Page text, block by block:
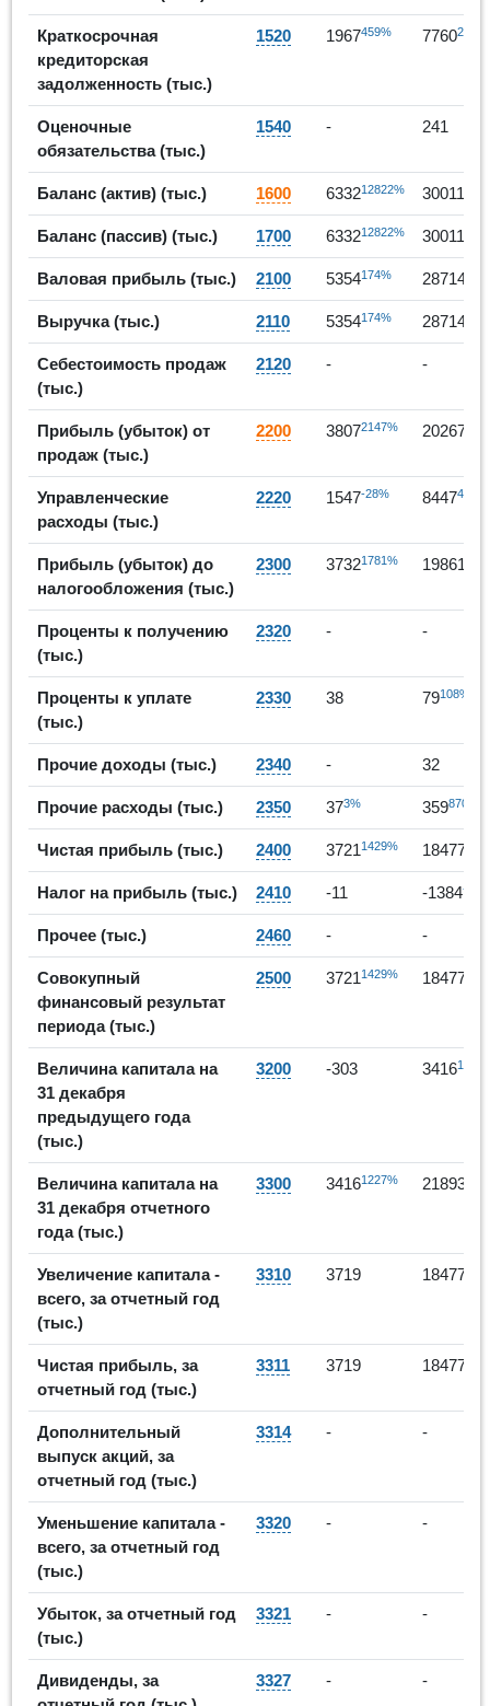
Краткосрочная
кредиторская
задолженность (тыс.)
1520 1967459% 7760295%
Оценочные
обязательства (тыс.)
1540 - 241
Баланс (актив) (тыс.) 1600 633212822% 30011
Баланс (пассив) (тыс.) 1700 633212822% 30011
Валовая прибыль (тыс.) 2100 5354174% 28714
Выручка (тыс.) 2110 5354174% 28714
Себестоимость продаж
(тыс.)
2120 - -
Прибыль (убыток) от
продаж (тыс.)
2200 38072147% 20267
Управленческие
расходы (тыс.)
2220 1547-28% 8447446%
Прибыль (убыток) до
налогообложения (тыс.)
2300 37321781% 19861
Проценты к получению
(тыс.)
2320 - -
Проценты к уплате
(тыс.)
2330 38 79108%
Прочие доходы (тыс.) 2340 - 32
Прочие расходы (тыс.) 2350 373% 359870%
Чистая прибыль (тыс.) 2400 37211429% 18477
Налог на прибыль (тыс.) 2410 -11 -1384-
Прочее (тыс.) 2460 - -
Совокупный
финансовый результат
периода (тыс.)
2500 37211429% 18477
Величина капитала на
31 декабря
предыдущего года
(тыс.)
3200 -303 3416
Величина капитала на
31 декабря отчетного
года (тыс.)
3300 34161227% 21893
Увеличение капитала -
всего, за отчетный год
(тыс.)
3310 3719 18477
Чистая прибыль, за
отчетный год (тыс.)
3311 3719 18477
Дополнительный
выпуск акций, за
отчетный год (тыс.)
3314 - -
Уменьшение капитала -
всего, за отчетный год
(тыс.)
3320 - -
Убыток, за отчетный год
(тыс.)
3321 - -
Дивиденды, за
3327 - -